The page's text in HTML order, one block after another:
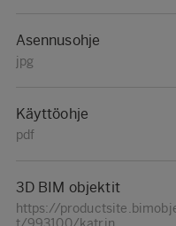
Asennusohje
jpg
Käyttöohje
pdf
3D BIM objektit
https://